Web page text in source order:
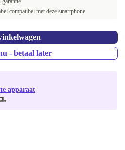
garantie
compatibel met deze smartphone
- betaal later
apparaat